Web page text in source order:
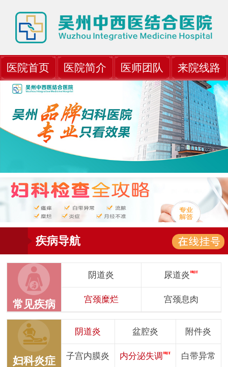
医院首页 医院简介 医师团队 来院线路
疾病导航
常见疾病
阴道炎 尿道炎
宫颈糜烂 宫颈息肉
妇科炎症
阴道炎 盆腔炎 附件炎
子宫内膜炎 内分泌失调 白带异常